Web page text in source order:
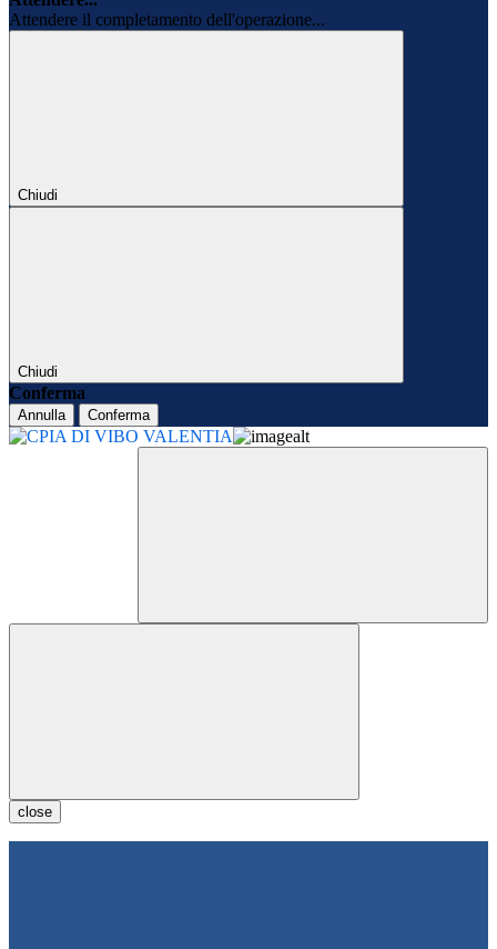
Attendere il completamento dell'operazione...
Chiudi
Chiudi
Conferma
Annulla Conferma
close